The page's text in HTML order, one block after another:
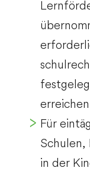
Für
Schulen,
in der